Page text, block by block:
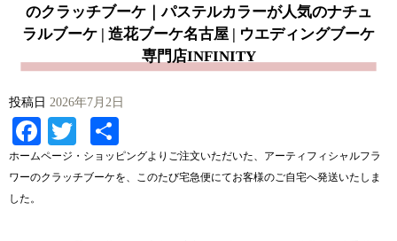
のクラッチブーケ｜パステルカラーが人気のナチュ
ラルブーケ | 造花ブーケ名古屋 | ウエディングブーケ
専門店INFINITY
投稿日 2026年7月2日
Facebook
Twitter
有
ホームページ・ショッピングよりご注文いただいた、アーティフィシャルフラ
ワーのクラッチブーケを、このたび宅急便にてお客様のご自宅へ発送いたしま
した。